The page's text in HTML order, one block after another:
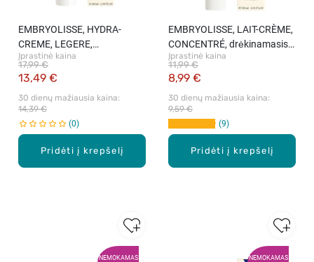
Pridėti į krepšelį
EMBRYOLISSE, HYDRA-
CREME, LEGERE,
drėkinamasis veido kremas,
40 ml.
Įprastinė kaina
13,49 €
17,99 €
30 dienų mažiausia kaina:
14,39 €
0
Pridėti į krepšelį
EMBRYOLISSE, LAIT-CRÈME,
CONCENTRÉ, drėkinamasis
daugiafunkcis kremas, 30 ml.
Įprastinė kaina
8,99 €
11,99 €
30 dienų mažiausia kaina:
9,59 €
9
NEMOKAMAS
NEMOKAMAS